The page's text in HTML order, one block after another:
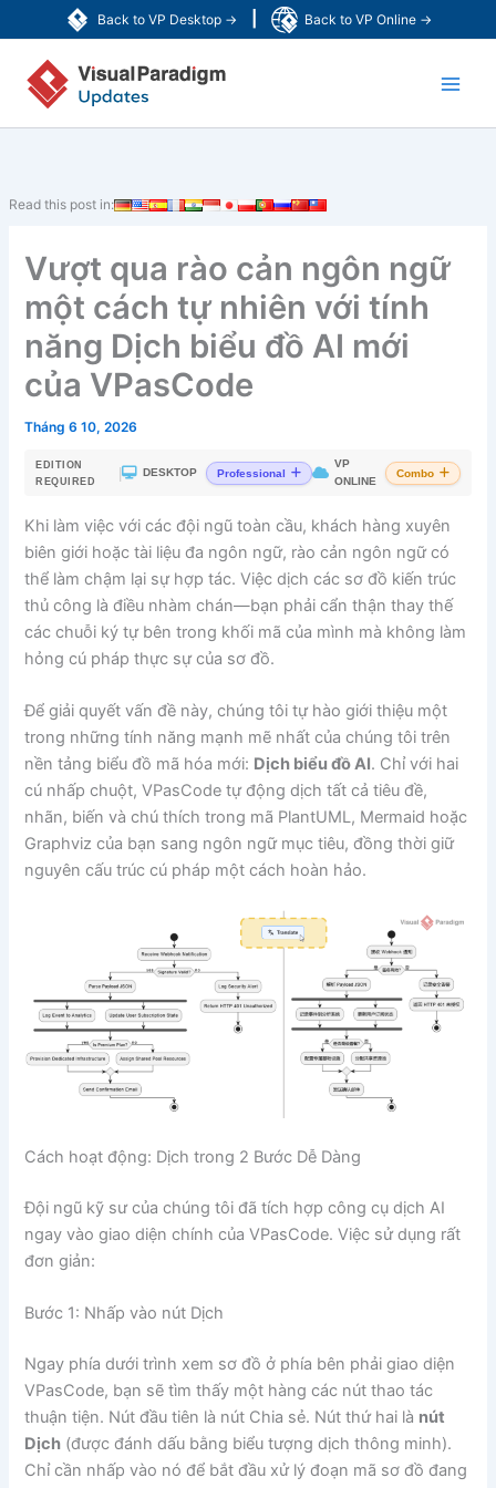
Back to VP Desktop → Back to VP Online →
tới
dung
Read this post in:
Vượt qua rào cản ngôn ngữ
một cách tự nhiên với tính
năng Dịch biểu đồ AI mới
của VPasCode
Tháng 6 10, 2026
EDITION
REQUIRED
DESKTOP Professional
VP
ONLINE
Combo
Khi làm việc với các đội ngũ toàn cầu, khách hàng xuyên
biên giới hoặc tài liệu đa ngôn ngữ, rào cản ngôn ngữ có
thể làm chậm lại sự hợp tác. Việc dịch các sơ đồ kiến trúc
thủ công là điều nhàm chán—bạn phải cẩn thận thay thế
các chuỗi ký tự bên trong khối mã của mình mà không làm
hỏng cú pháp thực sự của sơ đồ.
Để giải quyết vấn đề này, chúng tôi tự hào giới thiệu một
trong những tính năng mạnh mẽ nhất của chúng tôi trên
nền tảng biểu đồ mã hóa mới: Dịch biểu đồ AI. Chỉ với hai
cú nhấp chuột, VPasCode tự động dịch tất cả tiêu đề,
nhãn, biến và chú thích trong mã PlantUML, Mermaid hoặc
Graphviz của bạn sang ngôn ngữ mục tiêu, đồng thời giữ
nguyên cấu trúc cú pháp một cách hoàn hảo.
Cách hoạt động: Dịch trong 2 Bước Dễ Dàng
Đội ngũ kỹ sư của chúng tôi đã tích hợp công cụ dịch AI
ngay vào giao diện chính của VPasCode. Việc sử dụng rất
đơn giản:
Bước 1: Nhấp vào nút Dịch
Ngay phía dưới trình xem sơ đồ ở phía bên phải giao diện
VPasCode, bạn sẽ tìm thấy một hàng các nút thao tác
thuận tiện. Nút đầu tiên là nút Chia sẻ. Nút thứ hai là nút
Dịch (được đánh dấu bằng biểu tượng dịch thông minh).
Chỉ cần nhấp vào nó để bắt đầu xử lý đoạn mã sơ đồ đang